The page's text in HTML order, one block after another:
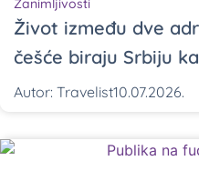
Zanimljivosti
Život između dve
češće biraju Srbiju
Autor: Travelist10.07.2026.